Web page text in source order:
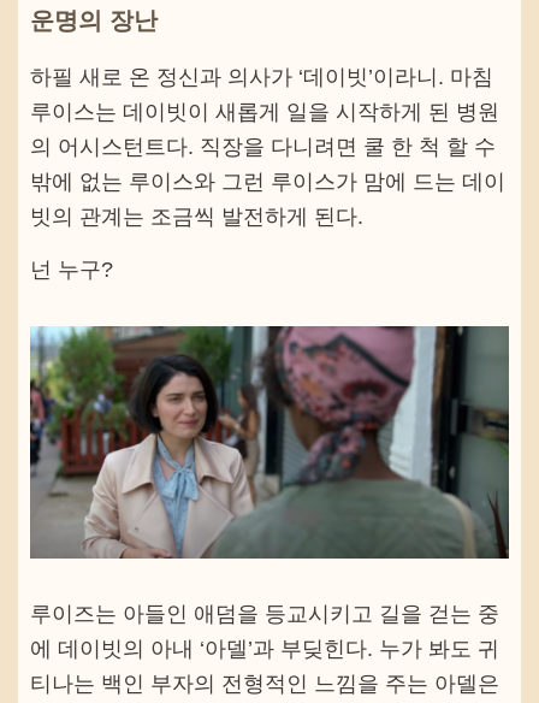
운명의 장난
하필 새로 온 정신과 의사가 ‘데이빗’이라니. 마침
루이스는 데이빗이 새롭게 일을 시작하게 된 병원
의 어시스턴트다. 직장을 다니려면 쿨 한 척 할 수
밖에 없는 루이스와 그런 루이스가 맘에 드는 데이
빗의 관계는 조금씩 발전하게 된다.
넌 누구?
루이즈는 아들인 애덤을 등교시키고 길을 걷는 중
에 데이빗의 아내 ‘아델’과 부딪힌다. 누가 봐도 귀
티나는 백인 부자의 전형적인 느낌을 주는 아델은